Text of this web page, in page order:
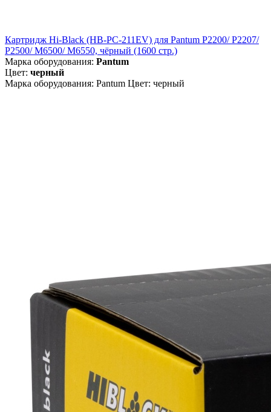
Картридж Hi-Black (HB-PC-211EV) для Pantum P2200/ P2207/
P2500/ M6500/ M6550, чёрный (1600 стр.)
Марка оборудования: Pantum
Цвет: черный
Марка оборудования: Pantum Цвет: черный